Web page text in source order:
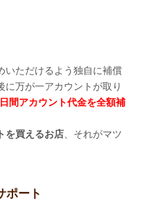
いただけるよう独自に補償
万が一アカウントが取り
間アカウント代金を全額補
を買えるお店、それがマツ
ポート